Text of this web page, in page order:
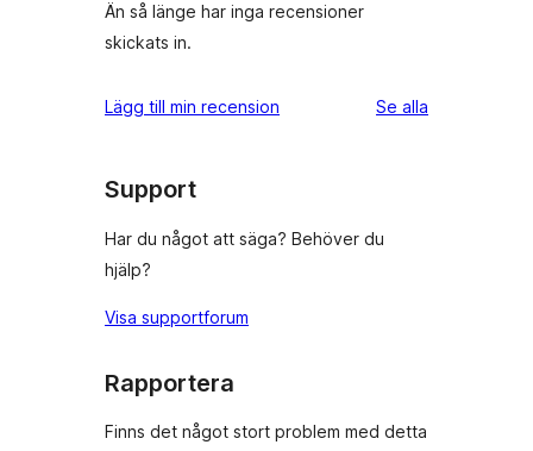
Än så länge har inga recensioner
skickats in.
Lägg till min recension Se alla
Support
Har du något att säga? Behöver du
hjälp?
Visa supportforum
Rapportera
Finns det något stort problem med detta